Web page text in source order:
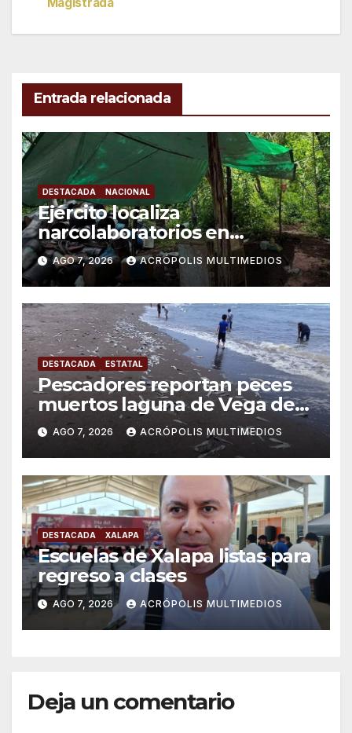
Entrada relacionada
DESTACADA NACIONAL
Ejército localiza
narcolaboratorios en
Michoacán
AGO 7, 2026 ACRÓPOLIS MULTIMEDIOS
DESTACADA ESTATAL
Pescadores reportan peces
muertos laguna de Vega de
Alatorre
AGO 7, 2026 ACRÓPOLIS MULTIMEDIOS
DESTACADA XALAPA
Escuelas de Xalapa listas para
regreso a clases
AGO 7, 2026 ACRÓPOLIS MULTIMEDIOS
Deja un comentario